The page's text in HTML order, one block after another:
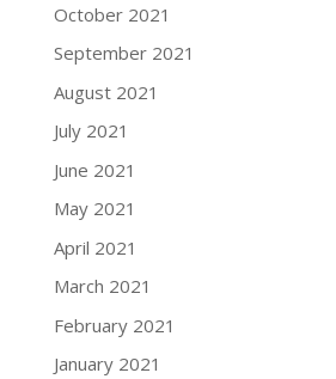
October 2021
September 2021
August 2021
July 2021
June 2021
May 2021
April 2021
March 2021
February 2021
January 2021